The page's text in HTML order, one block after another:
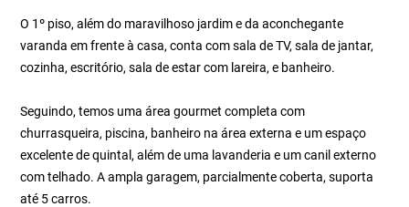
O 1º piso, além do maravilhoso jardim e da aconchegante
varanda em frente à casa, conta com sala de TV, sala de jantar,
cozinha, escritório, sala de estar com lareira, e banheiro.
Seguindo, temos uma área gourmet completa com
churrasqueira, piscina, banheiro na área externa e um espaço
excelente de quintal, além de uma lavanderia e um canil externo
com telhado. A ampla garagem, parcialmente coberta, suporta
até 5 carros.